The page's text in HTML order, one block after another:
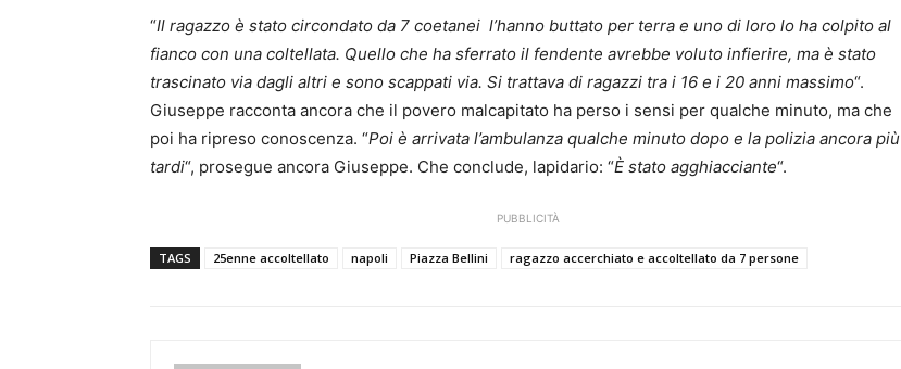
“Il ragazzo è stato circondato da 7 coetanei l’hanno buttato per terra e uno di loro lo ha colpito al
fianco con una coltellata. Quello che ha sferrato il fendente avrebbe voluto infierire, ma è stato
trascinato via dagli altri e sono scappati via. Si trattava di ragazzi tra i 16 e i 20 anni massimo“.
Giuseppe racconta ancora che il povero malcapitato ha perso i sensi per qualche minuto, ma che
poi ha ripreso conoscenza. “Poi è arrivata l’ambulanza qualche minuto dopo e la polizia ancora più
tardi“, prosegue ancora Giuseppe. Che conclude, lapidario: “È stato agghiacciante“.
PUBBLICITÀ
TAGS 25enne accoltellato napoli Piazza Bellini ragazzo accerchiato e accoltellato da 7 persone